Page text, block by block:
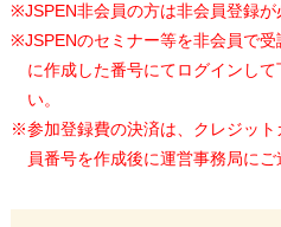
※JSPEN非会員の方は非会員登録が
※JSPENのセミナー等を非会員で
に作成した番号にてログインし
い。
※参加登録費の決済は、クレジッ
員番号を作成後に運営事務局に